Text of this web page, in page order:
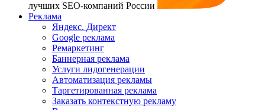
лучших SEO-компаний России
Реклама
Яндекс. Директ
Google реклама
Ремаркетинг
Баннерная реклама
Услуги лидогенерации
Автоматизация рекламы
Таргетированная реклама
Заказать контекстную рекламу